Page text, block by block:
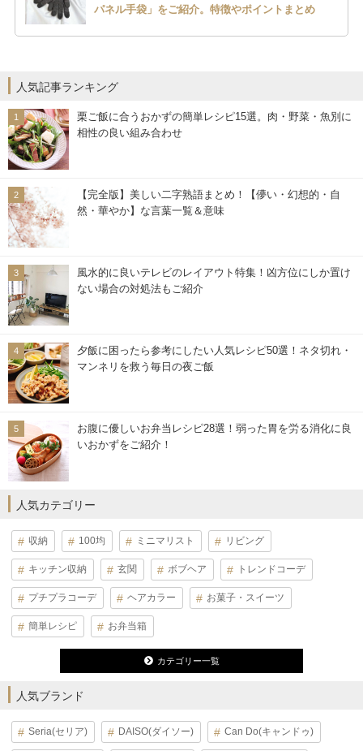
パネル手袋」をご紹介。特徴やポイントまとめ
人気記事ランキング
栗ご飯に合うおかずの簡単レシピ15選。肉・野菜・魚別に
相性の良い組み合わせ
【完全版】美しい二字熟語まとめ！【儚い・幻想的・自
然・華やか】な言葉一覧＆意味
風水的に良いテレビのレイアウト特集！凶方位にしか置け
ない場合の対処法もご紹介
夕飯に困ったら参考にしたい人気レシピ50選！ネタ切れ・
マンネリを救う毎日の夜ご飯
お腹に優しいお弁当レシピ28選！弱った胃を労る消化に良
いおかずをご紹介！
人気カテゴリー
収納 100均 ミニマリスト リビング
キッチン収納 玄関 ボブヘア トレンドコーデ
プチプラコーデ ヘアカラー お菓子・スイーツ
簡単レシピ お弁当箱
カテゴリー一覧
人気ブランド
Seria(セリア) DAISO(ダイソー) Can Do(キャンドゥ)